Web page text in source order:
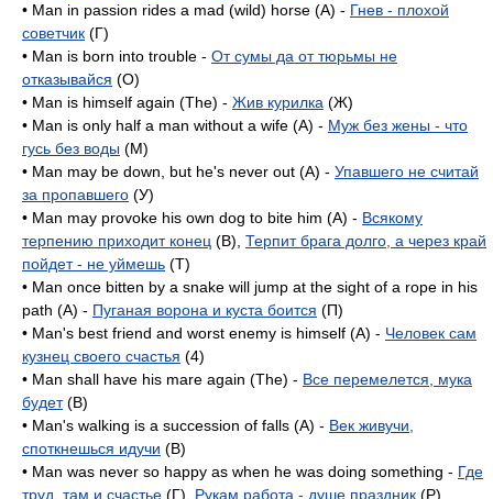
• Man in passion rides a mad (wild) horse (A) - Гнев - плохой
советчик (Г)
• Man is born into trouble - От сумы да от тюрьмы не
отказывайся (O)
• Man is himself again (The) - Жив курилка (Ж)
• Man is only half a man without a wife (A) - Муж без жены - что
гусь без воды (M)
• Man may be down, but he's never out (A) - Упавшего не считай
за пропавшего (У)
• Man may provoke his own dog to bite him (A) - Всякому
терпению приходит конец (B), Терпит брага долго, а через край
пойдет - не уймешь (T)
• Man once bitten by a snake will jump at the sight of a rope in his
path (А) - Пуганая ворона и куста боится (П)
• Man's best friend and worst enemy is himself (A) - Человек сам
кузнец своего счастья (4)
• Man shall have his mare again (The) - Все перемелется, мука
будет(B)
• Man's walking is a succession of falls (A) - Век живучи,
споткнешься идучи (B)
• Man was never so happy as when he was doing something - Где
труд, там и счастье (Г), Рукам работа - душе праздник (P)